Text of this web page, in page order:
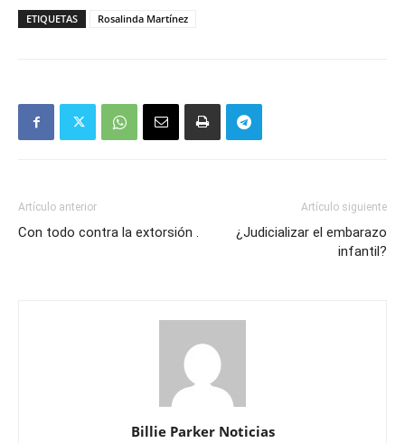
ETIQUETAS Rosalinda Martínez
Artículo anterior
Con todo contra la extorsión .
Artículo siguiente
¿Judicializar el embarazo
infantil?
Billie Parker Noticias